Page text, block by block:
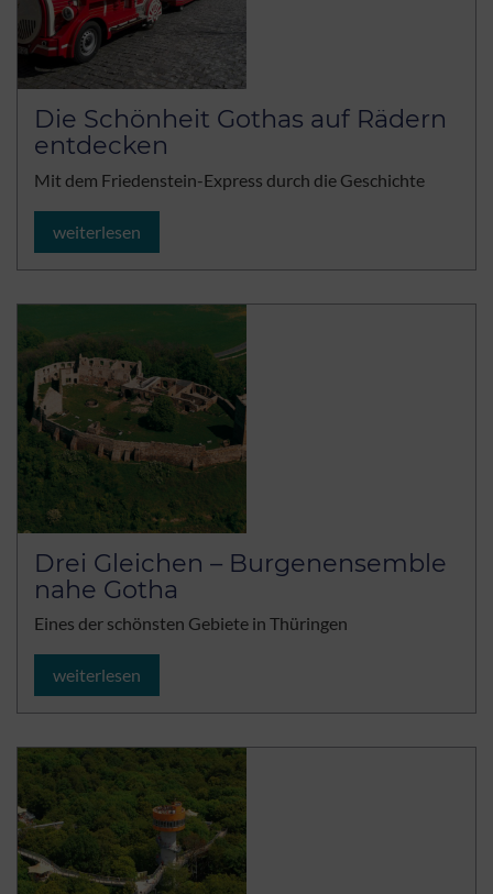
Die Schönheit Gothas auf Rädern
entdecken
Mit dem Friedenstein-Express durch die Geschichte
weiterlesen
Drei Gleichen – Burgenensemble
nahe Gotha
Eines der schönsten Gebiete in Thüringen
weiterlesen